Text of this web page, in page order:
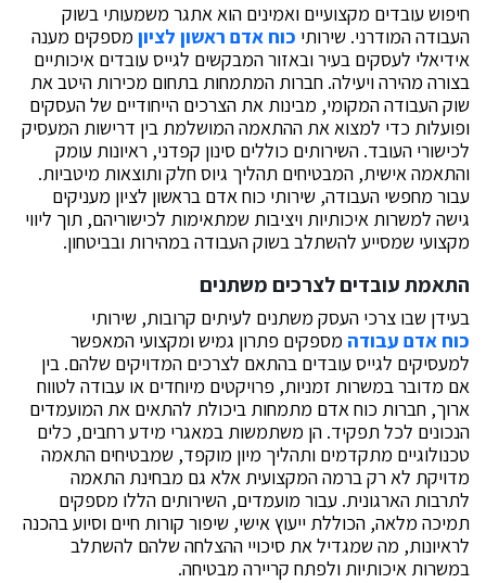
חיפוש עובדים מקצועיים ואמינים הוא אתגר משמעותי בשוק
העבודה המודרני. שירותי כוח אדם ראשון לציוןמספקים מענה
אידיאלי לעסקים בעיר ובאזור המבקשים לגייס עובדים איכותיים
בצורה מהירה ויעילה. חברות המתמחות בתחום מכירות היטב את
שוק העבודה המקומי, מבינות את הצרכים הייחודיים של העסקים
ופועלות כדי למצוא את ההתאמה המושלמת בין דרישות המעסיק
לכישורי העובד. השירותים כוללים סינון קפדני, ראיונות עומק
והתאמה אישית, המבטיחים תהליך גיוס חלק ותוצאות מיטביות.
עבור מחפשי העבודה, שירותי כוח אדם בראשון לציון מעניקים
גישה למשרות איכותיות ויציבות שמתאימות לכישוריהם, תוך ליווי
מקצועי שמסייע להשתלב בשוק העבודה במהירות ובביטחון.
התאמת עובדים לצרכים משתנים
בעידן שבו צרכי העסק משתנים לעיתים קרובות, שירותי
כוח אדם עבודהמספקים פתרון גמיש ומקצועי המאפשר
למעסיקים לגייס עובדים בהתאם לצרכים המדויקים שלהם. בין
אם מדובר במשרות זמניות, פרויקטים מיוחדים או עבודה לטווח
ארוך, חברות כוח אדם מתמחות ביכולת להתאים את המועמדים
הנכונים לכל תפקיד. הן משתמשות במאגרי מידע רחבים, כלים
טכנולוגיים מתקדמים ותהליך מיון מוקפד, שמבטיחים התאמה
מדויקת לא רק ברמה המקצועית אלא גם מבחינת התאמה
לתרבות הארגונית. עבור מועמדים, השירותים הללו מספקים
תמיכה מלאה, הכוללת ייעוץ אישי, שיפור קורות חיים וסיוע בהכנה
לראיונות, מה שמגדיל את סיכויי ההצלחה שלהם להשתלב
במשרות איכותיות ולפתח קריירה מבטיחה.